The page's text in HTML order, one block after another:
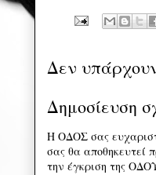
Δεν
Δημοσίευση
Η ΟΔΟΣ σας
σας θα αποθηκευτεί
την έγκριση της